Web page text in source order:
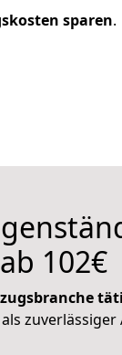
sparen.
102€
zuverlässiger